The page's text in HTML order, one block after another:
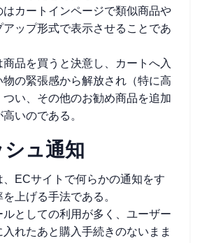
はカートインページで類似商品や
ップ形式で表示させることであ
品を買うと決意し、カートへ入
の緊張感から解放され（特に高
い、その他のお勧め商品を追加
いのである。
シュ通知
ECサイトで何らかの通知をす
上げる手法である。
ルとしての利用が多く、ユーザー
れたあと購入手続きのないまま